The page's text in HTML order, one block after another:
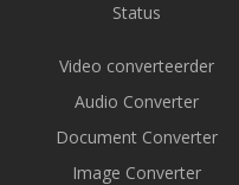
Status
Video converteerder
Audio Converter
Document Converter
Image Converter